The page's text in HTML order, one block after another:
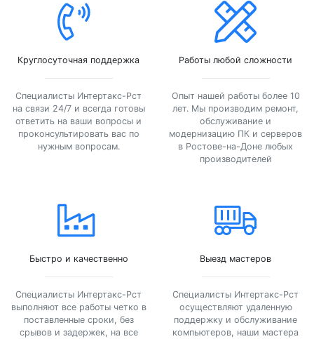
Круглосуточная поддержка
Специалисты Интертакс-Рст
на связи 24/7 и всегда готовы
ответить на ваши вопросы и
проконсультировать вас по
нужным вопросам.
Работы любой сложности
Опыт нашей работы более 10
лет. Мы производим ремонт,
обслуживание и
модернизацию ПК и серверов
в Ростове-на-Доне любых
производителей
Быстро и качественно
Специалисты Интертакс-Рст
выполняют все работы четко в
поставленные сроки, без
срывов и задержек, на все
Выезд мастеров
Специалисты Интертакс-Рст
осуществляют удаленную
поддержку и обслуживание
компьютеров, наши мастера